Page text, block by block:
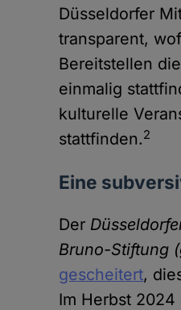
Düsseldorfer
transparent,
Bereitstellen
einmalig
kulturelle
stattfinden.2
Eine
Der
Bruno-Stiftung
gescheitert,
Im Herbst